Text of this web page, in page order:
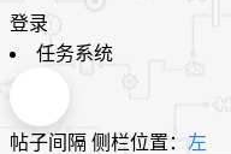
登录
任务系统
帖子间隔 侧栏位置： 左